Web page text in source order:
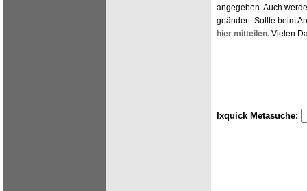
angegeben. Auch
geändert. Sollte beim
hier mitteilen. Vielen
Ixquick Metasuche: